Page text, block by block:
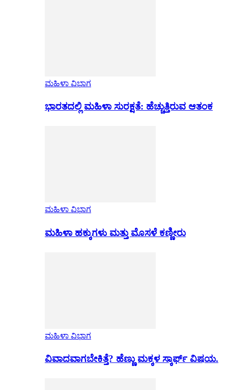
ಮಹಿಳಾ ವಿಭಾಗ
ಭಾರತದಲ್ಲಿ ಮಹಿಳಾ ಸುರಕ್ಷತೆ: ಹೆಚ್ಚುತ್ತಿರುವ ಆತಂಕ
ಮಹಿಳಾ ವಿಭಾಗ
ಮಹಿಳಾ ಹಕ್ಕುಗಳು ಮತ್ತು ಮೊಸಳೆ ಕಣ್ಣೀರು
ಮಹಿಳಾ ವಿಭಾಗ
ವಿವಾದವಾಗಬೇಕಿತ್ತೆ? ಹೆಣ್ಣು ಮಕ್ಕಳ ಸ್ಕಾರ್ಫ್ ವಿಷಯ.